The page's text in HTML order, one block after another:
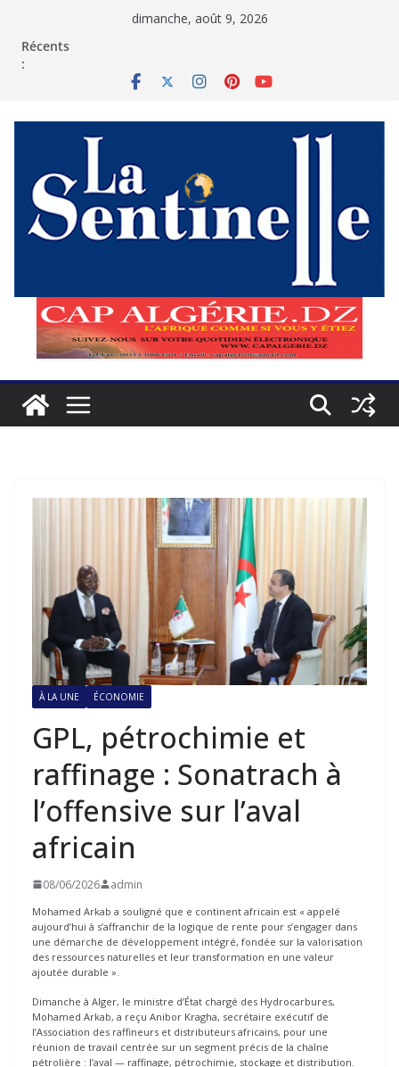
dimanche, août 9, 2026
Récents
:
À LA UNE ÉCONOMIE
GPL, pétrochimie et
raffinage : Sonatrach à
l’offensive sur l’aval
africain
08/06/2026 admin
Mohamed Arkab a souligné que e continent africain est « appelé
aujourd’hui à s’affranchir de la logique de rente pour s’engager dans
une démarche de développement intégré, fondée sur la valorisation
des ressources naturelles et leur transformation en une valeur
ajoutée durable ».
Dimanche à Alger, le ministre d’État chargé des Hydrocarbures,
Mohamed Arkab, a reçu Anibor Kragha, secrétaire exécutif de
l’Association des raffineurs et distributeurs africains, pour une
réunion de travail centrée sur un segment précis de la chaîne
pétrolière : l’aval — raffinage, pétrochimie, stockage et distribution.